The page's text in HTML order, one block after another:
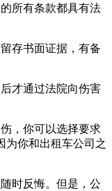
所有条款都具有法
存书面证据，有备
才通过法院向伤害
，你可以选择要求
为你和出租车公司之
时反悔。但是，公